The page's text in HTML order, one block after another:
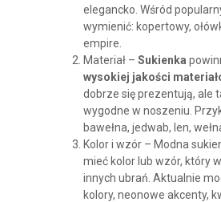
elegancko. Wśród
wymienić: kopertowy,
empire.
Materiał – Sukienka
wysokiej jakości
dobrze się prezentują, ale
wygodne w noszeniu.
bawełna, jedwab, len,
Kolor i wzór – Modna
mieć kolor lub wzór, który
innych ubrań. Aktualnie
kolory, neonowe akcenty,